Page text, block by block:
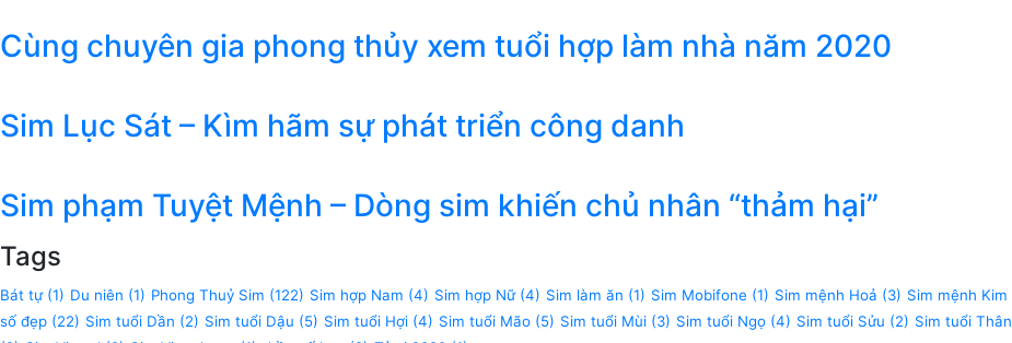
Cùng chuyên gia phong thủy xem tuổi hợp làm nhà năm 2020
Sim Lục Sát – Kìm hãm sự phát triển công danh
Sim phạm Tuyệt Mệnh – Dòng sim khiến chủ nhân “thảm hại”
Tags
Bát tự(1) Du niên (1) Phong Thuỷ Sim (122) Sim hợp Nam (4) Sim hợp Nữ(4) Sim làm ăn (1) Sim Mobifone (1) Sim mệnh Hoả (3) Sim mệnh Kim
số đẹp (22) Sim tuổi Dần (2) Sim tuổi Dậu (5) Sim tuổi Hợi (4) Sim tuổi Mão (5) Sim tuổi Mùi (3) Sim tuổi Ngọ (4) Sim tuổi Sửu (2) Sim tuổi Thân